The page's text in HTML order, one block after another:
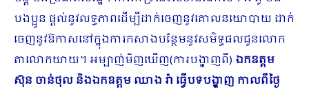
បងប្អូន ផ្តល់នូវលទ្ធភាពដើម្បីដាក់ចេញនូវគោលនយោបាយ ដាក់
ចេញនូវឱកាសនៅក្នុងការកសាងបន្ថែមនូវសមិទ្ធផលជូនលោក
តាលោកយាយ។ អម្បាញ់មិញឃើញ(ការបង្ហាញពី) ឯកឧត្តម
ស៊ុន ចាន់ថុល និងឯកឧត្តម ឈាង រ៉ា ធ្វើបទបង្ហាញ កាលពីថ្ងៃ